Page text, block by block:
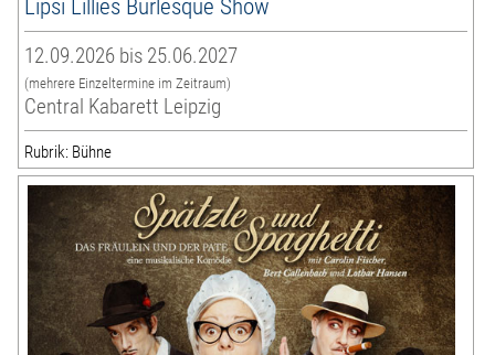
Lipsi Lillies Burlesque Show
12.09.2026 bis 25.06.2027
(mehrere Einzeltermine im Zeitraum)
Central Kabarett Leipzig
Rubrik: Bühne